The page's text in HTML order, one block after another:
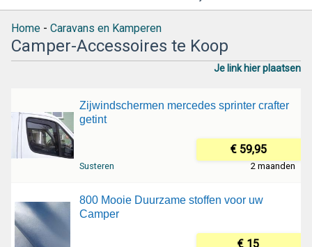
Home - Caravans en Kamperen
Camper-Accessoires te Koop
Je link hier plaatsen
Zijwindschermen mercedes sprinter crafter
getint
€ 59,95
Susteren 2 maanden
800 Mooie Duurzame stoffen voor uw
Camper
€ 15